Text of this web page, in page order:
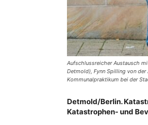
Aufschlussreicher Austausch
Detmold), Fynn Spilling von
Kommunalpraktikum bei der
Detmold/Berlin.
Katastrophen- und